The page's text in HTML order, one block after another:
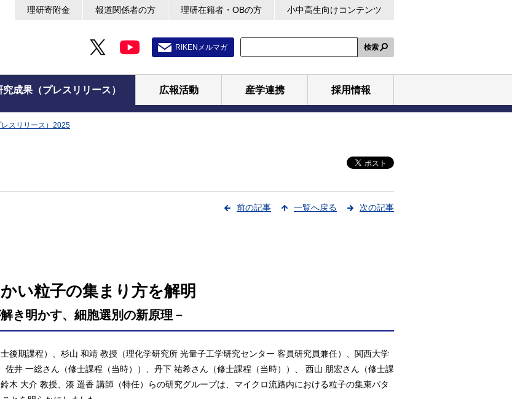
理研寄附金 報道関係者の方 理研在籍者・OBの方 小中高生向けコンテンツ
RIKENメルマガ 検索
究成果（プレスリリース） 広報活動 産学連携 採用情報
スリリース）2025
前の記事 一覧へ戻る 次の記事
い粒子の集まり方を解明
き明かす、細胞選別の新原理－
後期課程）、杉山 和靖 教授（理化学研究所 光量子工学研究センター 客員研究員兼任）、関西大学
井 一総さん（修士課程（当時））、丹下 祐希さん（修士課程（当時））、 西山 朋宏さん（修士課
木 大介 教授、湊 遥香 講師（特任）らの研究グループは、マイクロ流路内における粒子の集束パタ